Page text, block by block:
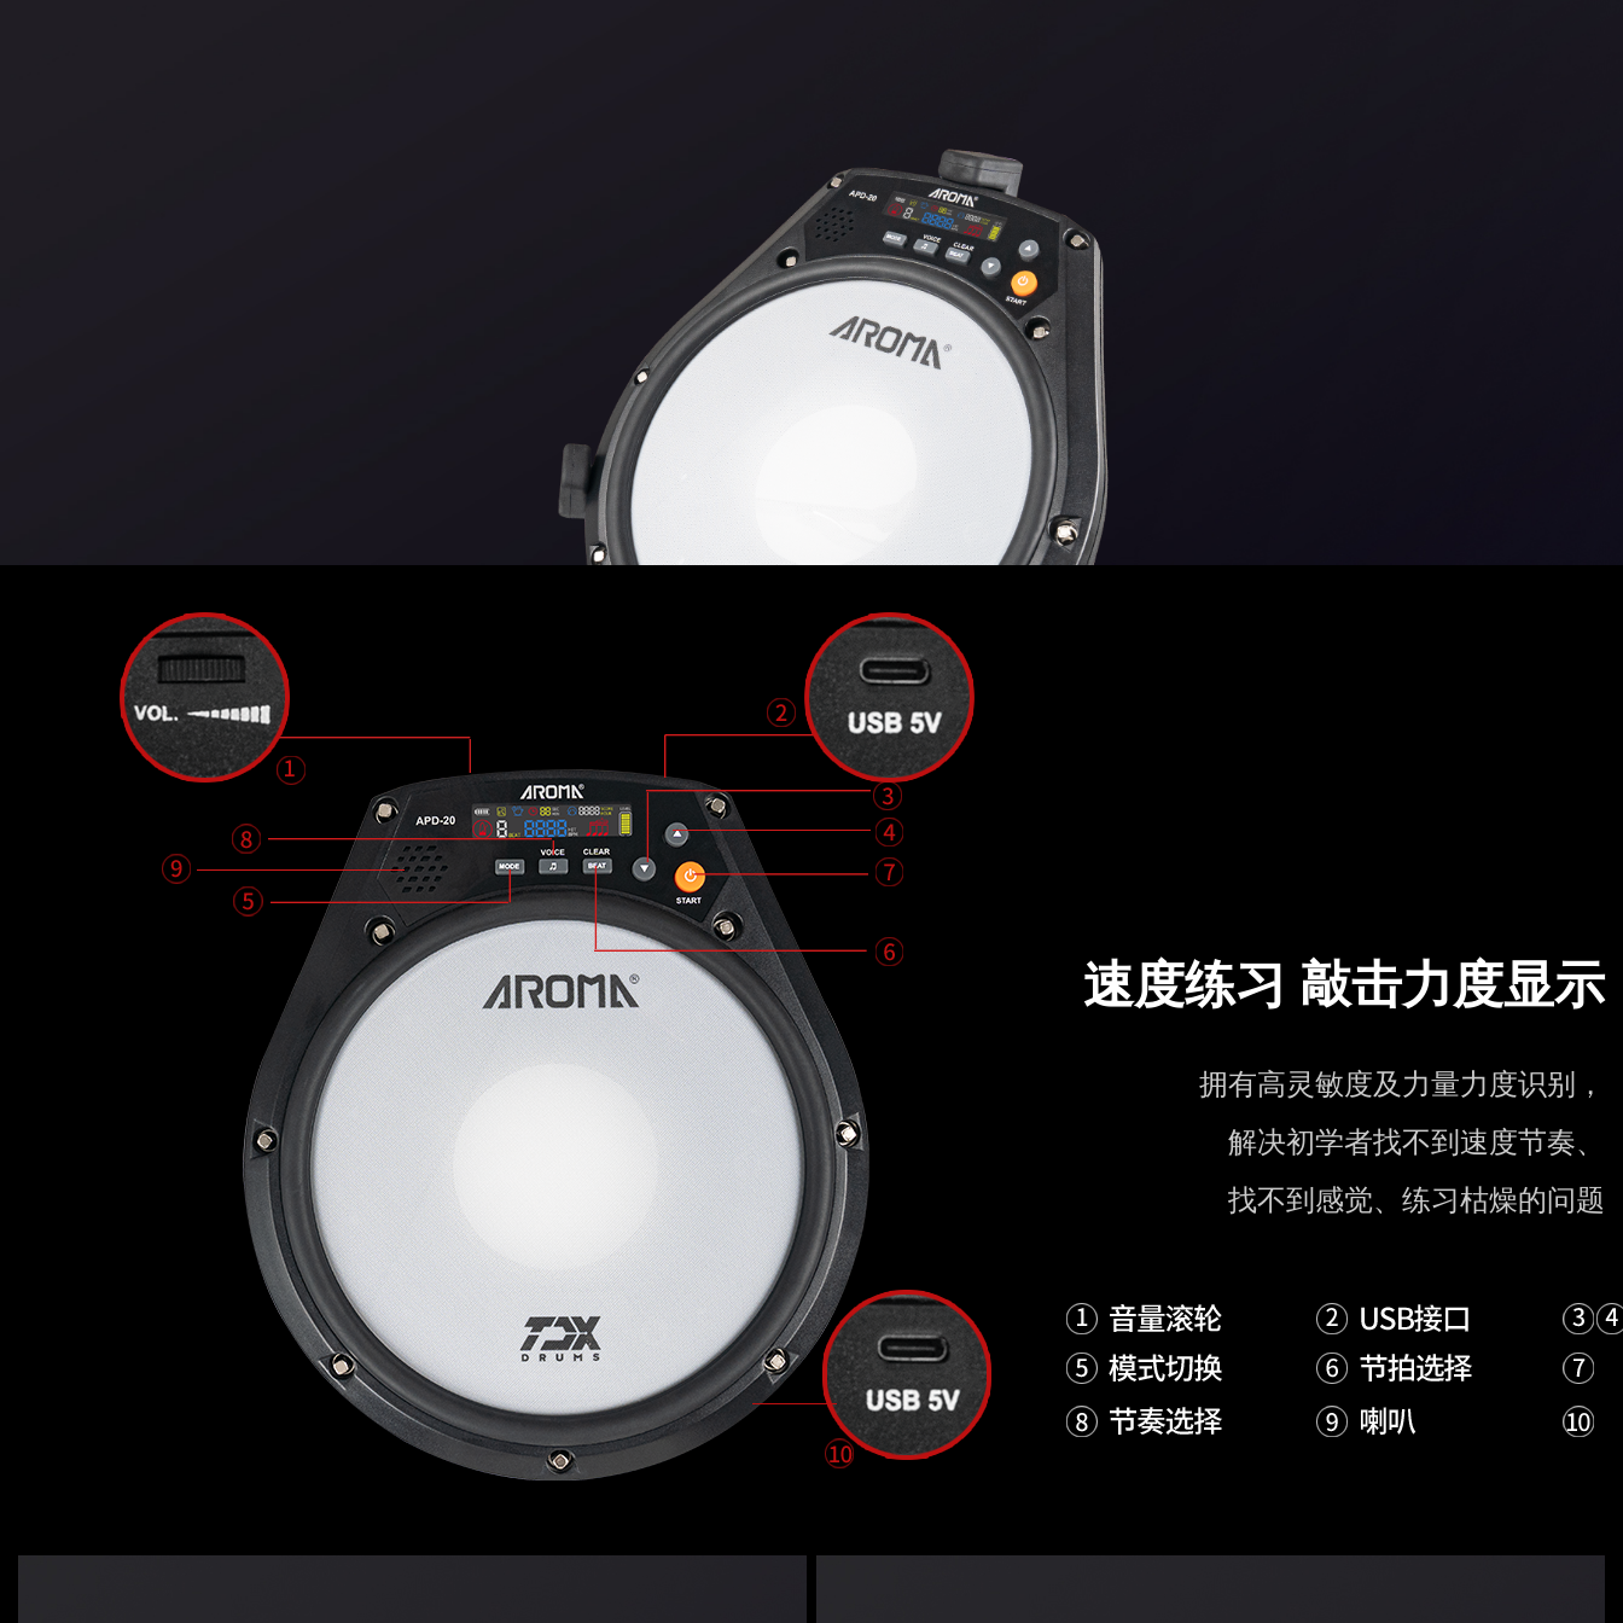
速度练习 敲击力度显示
拥有高灵敏度及力量力度识别，
解决初学者找不到速度节奏、
找不到感觉、练习枯燥的问题